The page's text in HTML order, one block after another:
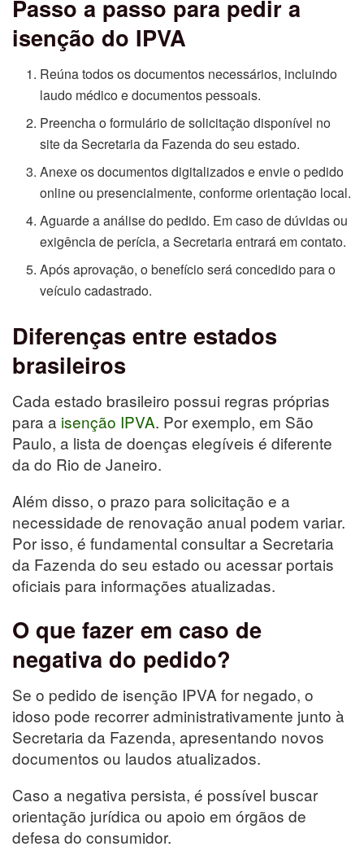
Passo a passo para pedir a
isenção do IPVA
Reúna todos os documentos necessários, incluindo
laudo médico e documentos pessoais.
Preencha o formulário de solicitação disponível no
site da Secretaria da Fazenda do seu estado.
Anexe os documentos digitalizados e envie o pedido
online ou presencialmente, conforme orientação local.
Aguarde a análise do pedido. Em caso de dúvidas ou
exigência de perícia, a Secretaria entrará em contato.
Após aprovação, o benefício será concedido para o
veículo cadastrado.
Diferenças entre estados
brasileiros
Cada estado brasileiro possui regras próprias
para a isenção IPVA. Por exemplo, em São
Paulo, a lista de doenças elegíveis é diferente
da do Rio de Janeiro.
Além disso, o prazo para solicitação e a
necessidade de renovação anual podem variar.
Por isso, é fundamental consultar a Secretaria
da Fazenda do seu estado ou acessar portais
oficiais para informações atualizadas.
O que fazer em caso de
negativa do pedido?
Se o pedido de isenção IPVA for negado, o
idoso pode recorrer administrativamente junto à
Secretaria da Fazenda, apresentando novos
documentos ou laudos atualizados.
Caso a negativa persista, é possível buscar
orientação jurídica ou apoio em órgãos de
defesa do consumidor.